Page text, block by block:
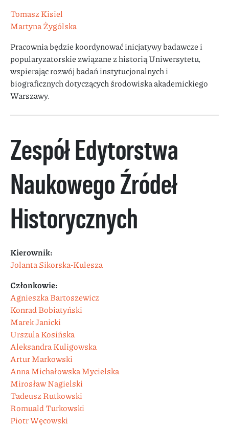
Tomasz Kisiel
Martyna Żygólska
Pracownia będzie koordynować inicjatywy badawcze i
popularyzatorskie związane z historią Uniwersytetu,
wspierając rozwój badań instytucjonalnych i
biograficznych dotyczących środowiska akademickiego
Warszawy.
Zespół Edytorstwa
Naukowego Źródeł
Historycznych
Kierownik:
Jolanta Sikorska-Kulesza
Członkowie:
Agnieszka Bartoszewicz
Konrad Bobiatyński
Marek Janicki
Urszula Kosińska
Aleksandra Kuligowska
Artur Markowski
Anna Michałowska Mycielska
Mirosław Nagielski
Tadeusz Rutkowski
Romuald Turkowski
Piotr Węcowski